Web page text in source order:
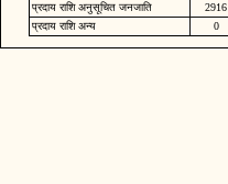
प्रदाय राशि अनुसूचित जनजाति
2916
प्रदाय राशि अन्य
0